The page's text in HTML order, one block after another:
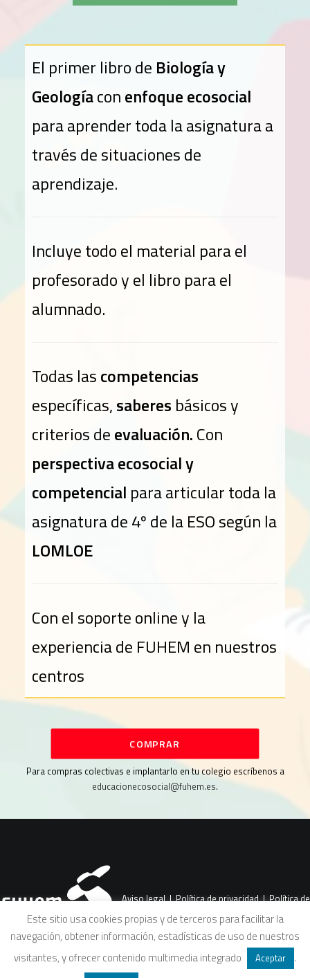
El primer libro de Biología y
Geologíaconenfoque ecosocial
para aprender toda la asignatura a
través de situaciones de
aprendizaje.
Incluye todo el material para el
profesorado y el libro para el
alumnado.
Todas lascompetencias
específicas,saberes básicos y
criterios deevaluación.Con
perspectiva ecosocial y
competencial para articular toda la
asignatura de 4º de la ESO según la
LOMLOE
Con el soporte online y la
experiencia de FUHEM en nuestros
centros
COMPRAR
Para compras colectivas e implantarlo en tu colegio escríbenos a
educacionecosocial@fuhem.es.
Aviso legal|Política de privacidad|Política de
Este sitio usa cookies propias y de terceros para facilitar la
navegación, obtener información, estadísticas de uso de nuestros
visitantes, y ofrecer contenido multimedia integrado
Aceptar
.